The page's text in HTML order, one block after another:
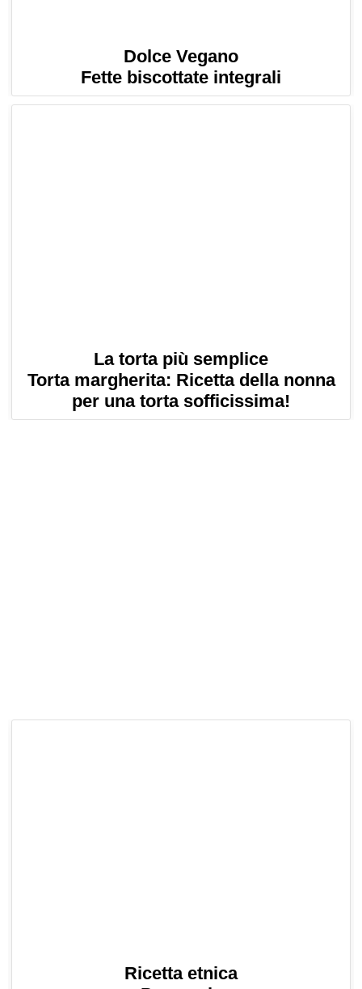
Dolce Vegano
Fette biscottate integrali
La torta più semplice
Torta margherita: Ricetta della nonna
per una torta sofficissima!
Ricetta etnica